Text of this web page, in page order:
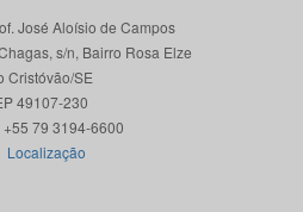
José Aloísio de Campos
s/n, Bairro Rosa Elze
Cristóvão/SE
49107-230
Localização